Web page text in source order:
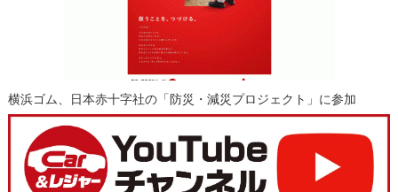
横浜ゴム、日本赤十字社の「防災・減災プロジェクト」に参加